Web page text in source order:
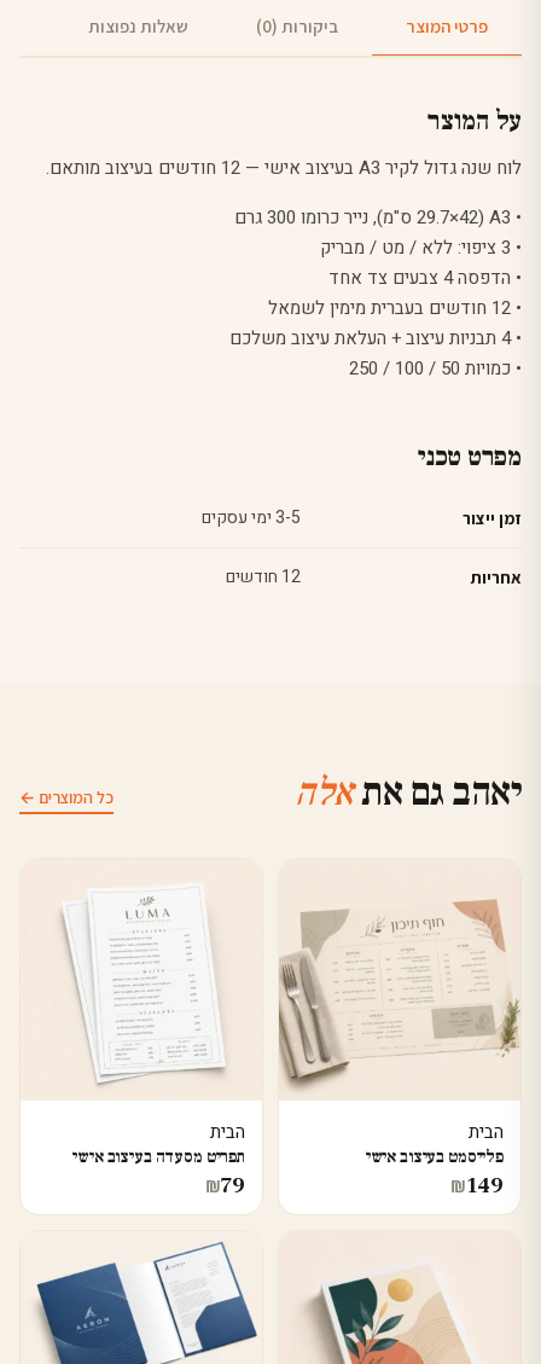
פרטי המוצר ביקורות (0) שאלות נפוצות
על המוצר
לוח שנה גדול לקיר A3 בעיצוב אישי — 12 חודשים בעיצוב מותאם.
• A3 (29.7×42 ס"מ), נייר כרומו 300 גרם
• 3 ציפוי: ללא / מט / מבריק
• הדפסה 4 צבעים צד אחד
• 12 חודשים בעברית מימין לשמאל
• 4 תבניות עיצוב + העלאת עיצוב משלכם
• כמויות 50 / 100 / 250
מפרט טכני
זמן ייצור 3-5 ימי עסקים
אחריות 12 חודשים
יאהב גם אתאלה כל המוצרים ←
הבית
פלייסמט בעיצוב אישי
₪149
הבית
תפריט מסעדה בעיצוב אישי
₪79